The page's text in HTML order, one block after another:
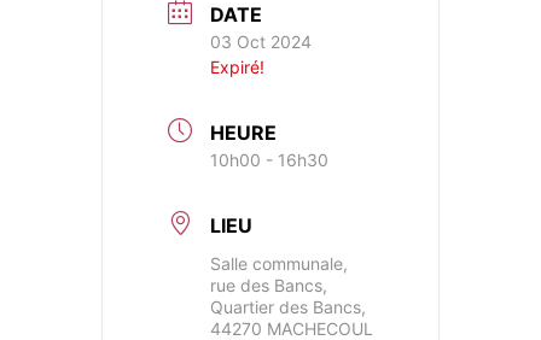
DATE
03 Oct 2024
Expiré!
HEURE
10h00 - 16h30
LIEU
Salle communale,
rue des Bancs,
Quartier des Bancs,
44270 MACHECOUL